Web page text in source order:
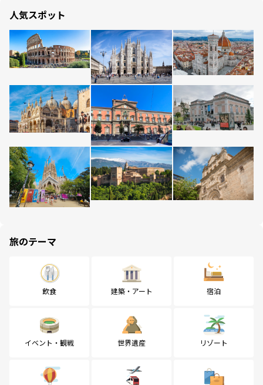
人気スポット
旅のテーマ
飲食 建築・アート 宿泊
イベント・観戦 世界遺産 リゾート